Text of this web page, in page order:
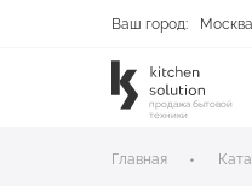
Ваш город: Москва
продажа бытовой
техники
Главная